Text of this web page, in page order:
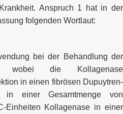
Anspruch 1 hat in der
folgenden Wortlaut:
bei der Behandlung der
wobei die Kollagenase
in einen fibrösen Dupuytren-
einer Gesamtmenge von
Einheiten Kollagenase in einer